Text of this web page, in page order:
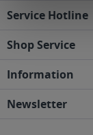
Service Hotline
Shop Service
Information
Newsletter